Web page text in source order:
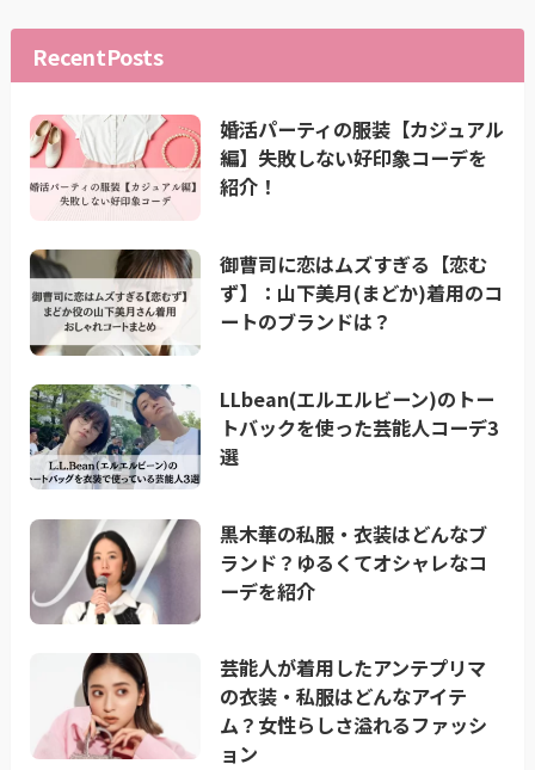
RecentPosts
婚活パーティの服装【カジュアル
編】失敗しない好印象コーデを
紹介！
御曹司に恋はムズすぎる【恋む
ず】：山下美月(まどか)着用のコ
ートのブランドは？
LLbean(エルエルビーン)のトー
トバックを使った芸能人コーデ3
選
黒木華の私服・衣装はどんなブ
ランド？ゆるくてオシャレなコ
ーデを紹介
芸能人が着用したアンテプリマ
の衣装・私服はどんなアイテ
ム？女性らしさ溢れるファッシ
ョン